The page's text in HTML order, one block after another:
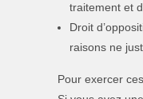
traitement et
Droit
raisons ne
Pour exercer